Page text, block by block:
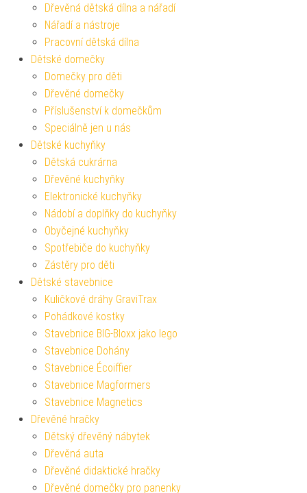
Dřevěná dětská dílna a nářadí
Nářadí a nástroje
Pracovní dětská dílna
Dětské domečky
Domečky pro děti
Dřevěné domečky
Příslušenství k domečkům
Speciálně jen u nás
Dětské kuchyňky
Dětská cukrárna
Dřevěné kuchyňky
Elektronické kuchyňky
Nádobí a doplňky do kuchyňky
Obyčejné kuchyňky
Spotřebiče do kuchyňky
Zástěry pro děti
Dětské stavebnice
Kuličkové dráhy GraviTrax
Pohádkové kostky
Stavebnice BIG-Bloxx jako lego
Stavebnice Dohány
Stavebnice Écoiffier
Stavebnice Magformers
Stavebnice Magnetics
Dřevěné hračky
Dětský dřevěný nábytek
Dřevěná auta
Dřevěné didaktické hračky
Dřevěné domečky pro panenky